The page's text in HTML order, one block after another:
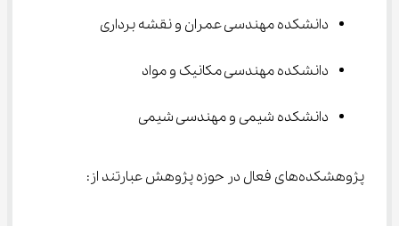
دانشکده مهندسی عمران و نقشه برداری
دانشکده مهندسی مکانیک و مواد
دانشکده شیمی و مهندسی شیمی
پژوهشکده‌های فعال در حوزه پژوهش عبارتند از: